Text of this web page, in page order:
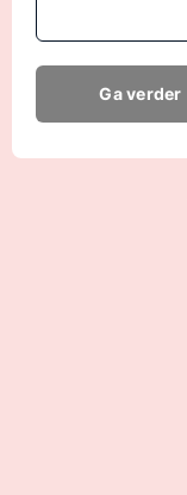
Ga verder